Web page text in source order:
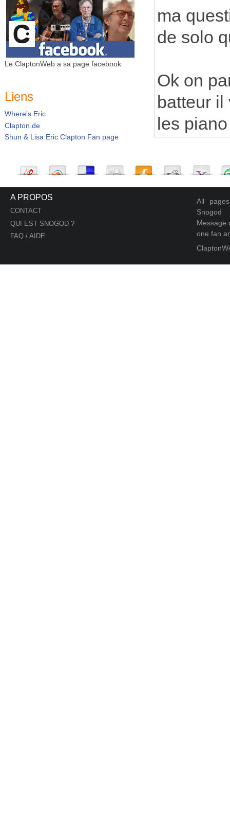
Le ClaptonWeb a sa page facebook
Liens
Where's Eric
Clapton.de
Shun & Lisa Eric Clapton Fan page
ma
de solo
Ok on
batteur
les
A PROPOS
CONTACT
QUI EST SNOGOD ?
FAQ / AIDE
All
Snogod
Message
one fan